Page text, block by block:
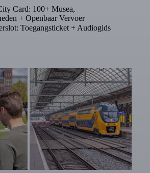
Card: 100+ Musea,
+ Openbaar Vervoer
Toegangsticket + Audiogids